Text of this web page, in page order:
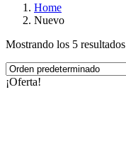
Home
Nuevo
Mostrando los 5 resultados
¡Oferta!